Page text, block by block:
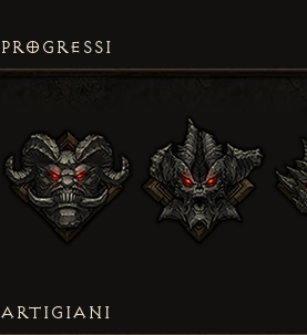
PROGRESSI
ARTIGIANI